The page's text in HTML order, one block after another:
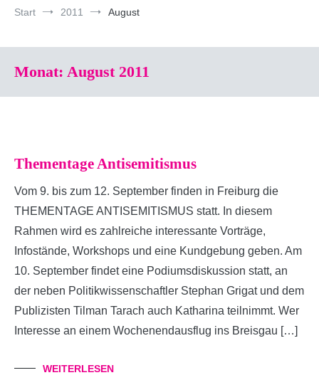
Start 2011 August
Monat: August 2011
Thementage Antisemitismus
Vom 9. bis zum 12. September finden in Freiburg die
THEMENTAGE ANTISEMITISMUS statt. In diesem
Rahmen wird es zahlreiche interessante Vorträge,
Infostände, Workshops und eine Kundgebung geben. Am
10. September findet eine Podiumsdiskussion statt, an
der neben Politikwissenschaftler Stephan Grigat und dem
Publizisten Tilman Tarach auch Katharina teilnimmt. Wer
Interesse an einem Wochenendausflug ins Breisgau […]
WEITERLESEN